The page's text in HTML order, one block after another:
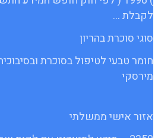
לקבלת …
סוגי סוכרת בהריון
חומר טבעי לטיפול בסוכרת
מירסקי
אזור אישי ממשלתי